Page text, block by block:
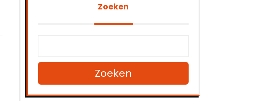
Zoeken
Zoeken